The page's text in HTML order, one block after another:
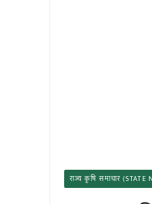
राज्य कृषि समाचार (STATE